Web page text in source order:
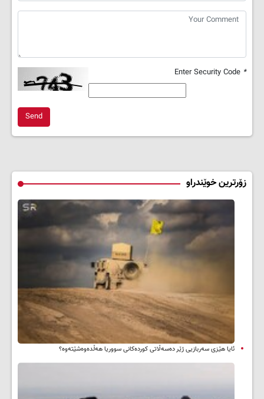
*
Send
زۆرترین خوێندراو
ئایا هێزی سەربازیی ژێر دەسەڵاتی کوردەکانی سووریا هەڵدەوەشێتەوە؟